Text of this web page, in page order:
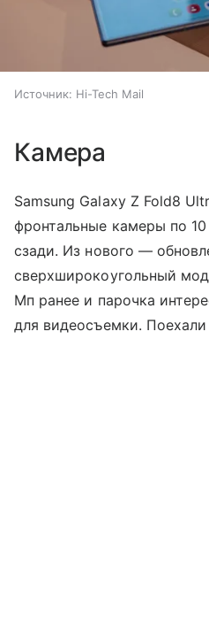
Источник: Hi-Tech Mail
Камера
Samsung Galaxy Z Fold8
фронтальные камеры по
сзади. Из нового —
сверхширокоугольный
Мп ранее и парочка
для видеосъемки. Поехали